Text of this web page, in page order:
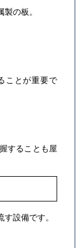
の板。
ことが重要で
することも屋
設備です。